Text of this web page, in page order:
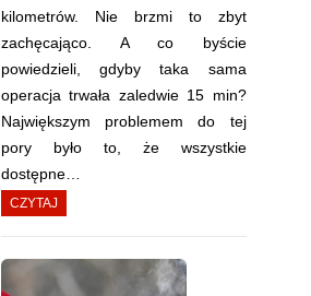
kilometrów. Nie brzmi to zbyt
zachęcająco. A co byście
powiedzieli, gdyby taka sama
operacja trwała zaledwie 15 min?
Największym problemem do tej
pory było to, że wszystkie
dostępne…
CZYTAJ